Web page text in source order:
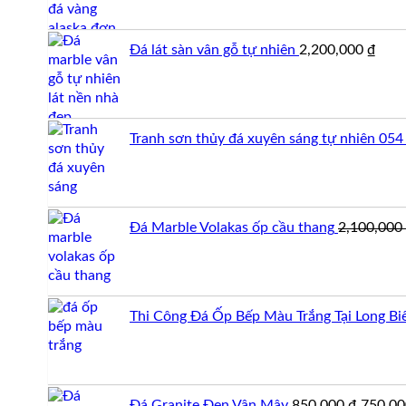
Đá lát sàn vân gỗ tự nhiên 2,200,000 ₫
Tranh sơn thủy đá xuyên sáng tự nhiên 054
Đá Marble Volakas ốp cầu thang 2,100,000
Thi Công Đá Ốp Bếp Màu Trắng Tại Long